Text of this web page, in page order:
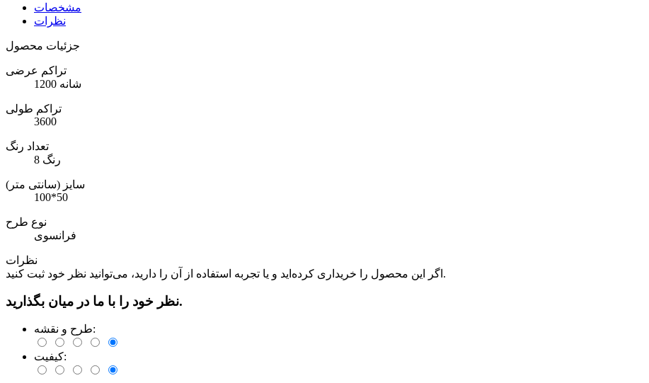
مشخصات
نظرات
جزئیات محصول
تراکم عرضی
1200 شانه
تراکم طولی
3600
تعداد رنگ
8 رنگ
سایز (سانتی متر)
100*50
نوع طرح
فرانسوی
نظرات
اگر این محصول را خریداری کرده‌اید و یا تجربه استفاده از آن را دارید، می‌توانید نظر خود ثبت کنید.
نظر خود را با ما در میان بگذارید.
طرح و نقشه:
کیفیت: